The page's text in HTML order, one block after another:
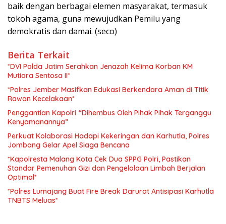
baik dengan berbagai elemen masyarakat, termasuk
tokoh agama, guna mewujudkan Pemilu yang
demokratis dan damai. (seco)
Berita Terkait
*DVI Polda Jatim Serahkan Jenazah Kelima Korban KM
Mutiara Sentosa II*
*Polres Jember Masifkan Edukasi Berkendara Aman di Titik
Rawan Kecelakaan*
Penggantian Kapolri “Dihembus Oleh Pihak Pihak Terganggu
Kenyamanannya”
Perkuat Kolaborasi Hadapi Kekeringan dan Karhutla, Polres
Jombang Gelar Apel Siaga Bencana
*Kapolresta Malang Kota Cek Dua SPPG Polri, Pastikan
Standar Pemenuhan Gizi dan Pengelolaan Limbah Berjalan
Optimal*
*Polres Lumajang Buat Fire Break Darurat Antisipasi Karhutla
TNBTS Meluas*